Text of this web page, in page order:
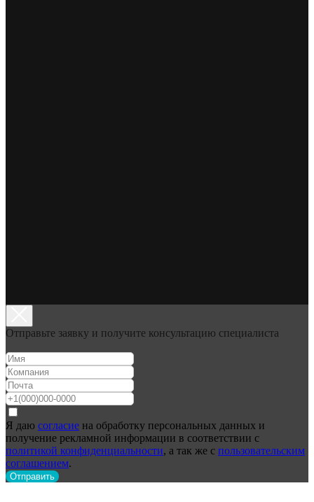
Отправьте заявку и получите консультацию специалиста
Я даю согласие на обработку персональных данных и
получение рекламной информации в соответствии с
политикой конфиденциальности, а так же с пользовательским
соглашением.
Отправить